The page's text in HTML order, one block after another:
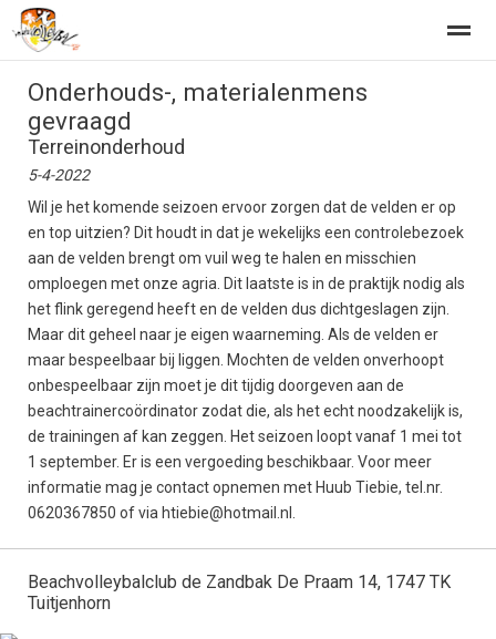
Home Beachvolleybalclub de Zandbak
Home
Onderhouds-, materialenmens
gevraagd
Terreinonderhoud
5-4-2022
Wil je het komende seizoen ervoor zorgen dat de velden er op
en top uitzien? Dit houdt in dat je wekelijks een controlebezoek
aan de velden brengt om vuil weg te halen en misschien
omploegen met onze agria. Dit laatste is in de praktijk nodig als
het flink geregend heeft en de velden dus dichtgeslagen zijn.
Maar dit geheel naar je eigen waarneming. Als de velden er
maar bespeelbaar bij liggen. Mochten de velden onverhoopt
onbespeelbaar zijn moet je dit tijdig doorgeven aan de
beachtrainercoördinator zodat die, als het echt noodzakelijk is,
de trainingen af kan zeggen. Het seizoen loopt vanaf 1 mei tot
1 september. Er is een vergoeding beschikbaar. Voor meer
informatie mag je contact opnemen met Huub Tiebie, tel.nr.
0620367850 of via htiebie@hotmail.nl.
Beachvolleybalclub de Zandbak De Praam 14, 1747 TK
Tuitjenhorn